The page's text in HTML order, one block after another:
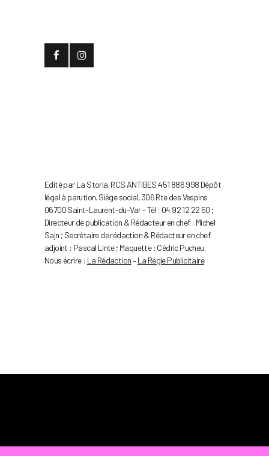
Edité par La Storia. RCS ANTIBES 451 886 998 Dépôt
légal à parution. Siège social, 306 Rte des Vespins
06700 Saint-Laurent-du-Var – Tél : 04 92 12 22 50 ;
Directeur de publication & Rédacteur en chef : Michel
Sajn ; Secrétaire de rédaction & Rédacteur en chef
adjoint : Pascal Linte ; Maquette : Cédric Pucheu.
Nous écrire : La Rédaction–La Régie Publicitaire